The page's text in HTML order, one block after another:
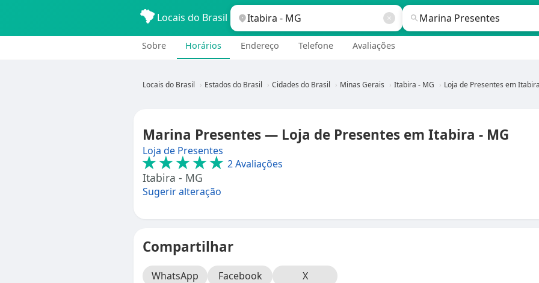
Locais do Brasil
Sobre Horários Endereço Telefone Avaliações
Locais do Brasil Estados do Brasil Cidades do Brasil Minas Gerais Itabira - MG Loja de Presentes em Itabira -
Marina Presentes — Loja de Presentes em Itabira - MG
Loja de Presentes
★★★★★ 2 Avaliações
Itabira - MG
Sugerir alteração
Compartilhar
WhatsApp Facebook X